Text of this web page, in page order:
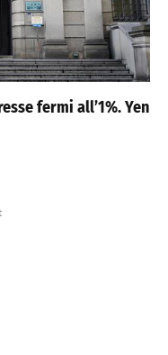
fermi all’1%. Yen